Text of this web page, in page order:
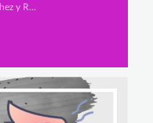
Secundaria, Sacha Deveaud Prieur Sánchez y Raúl Martínez Serrador